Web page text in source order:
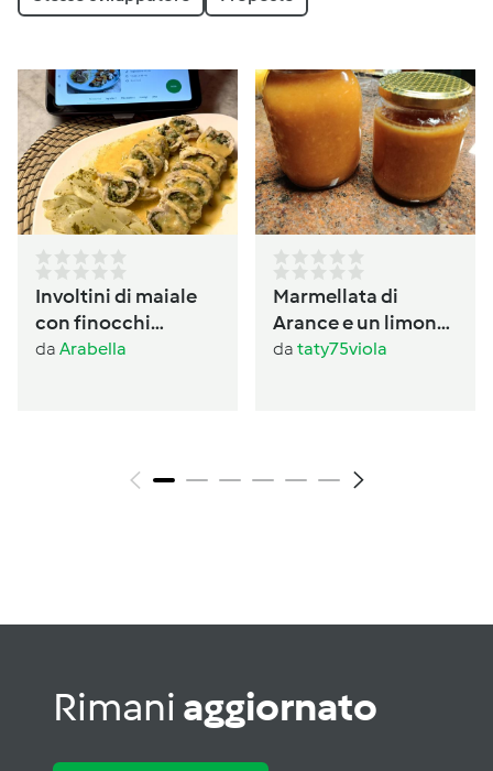
Involtini di maiale
con finocchi
prezzemolati
da Arabella
Marmellata di
Arance e un limone
con buccia
da taty75viola
Rimani aggiornato